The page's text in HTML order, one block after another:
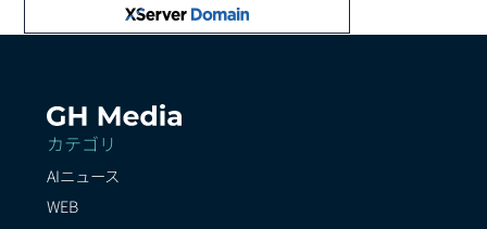
カテゴリ
AIニュース
WEB